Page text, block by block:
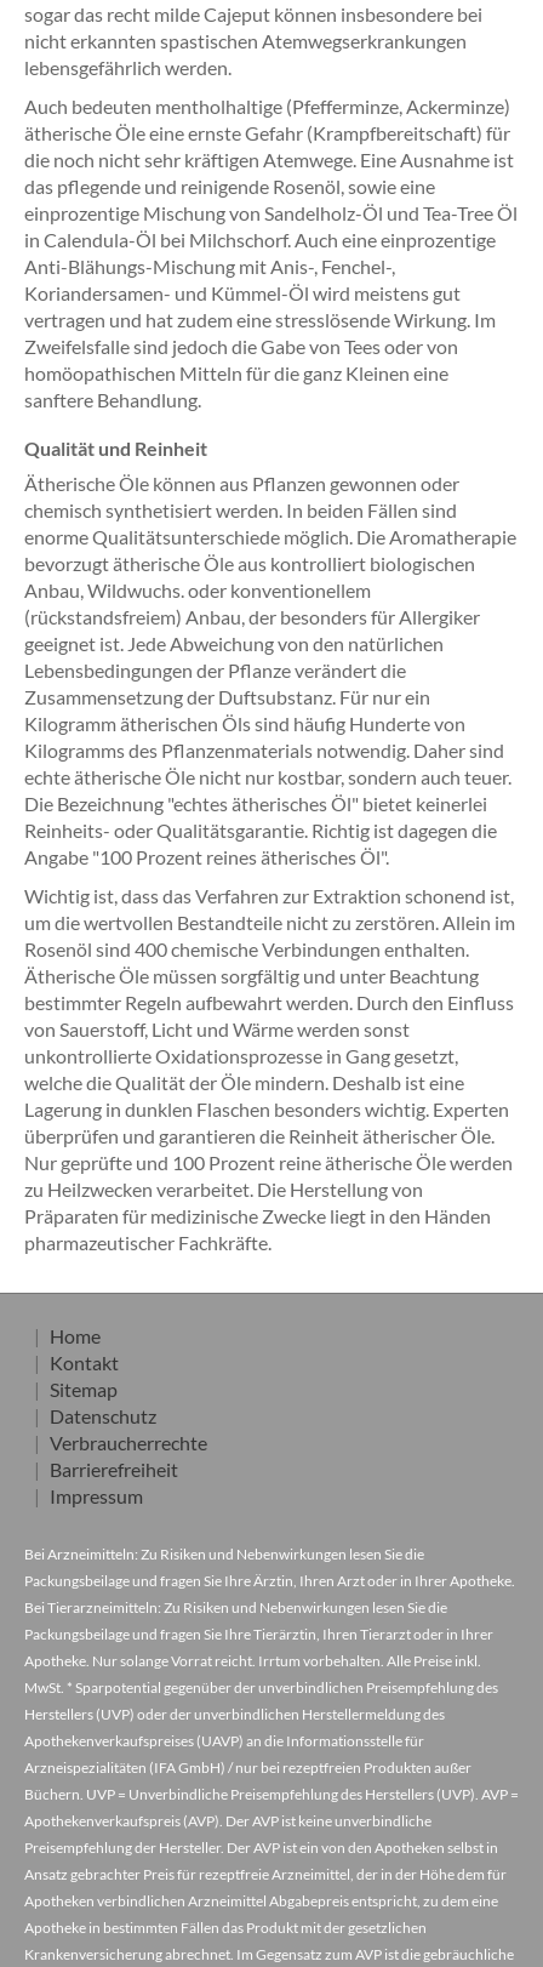
sogar das recht milde Cajeput können insbesondere bei
nicht erkannten spastischen Atemwegserkrankungen
lebensgefährlich werden.
Auch bedeuten mentholhaltige (Pfefferminze, Ackerminze)
ätherische Öle eine ernste Gefahr (Krampfbereitschaft) für
die noch nicht sehr kräftigen Atemwege. Eine Ausnahme ist
das pflegende und reinigende Rosenöl, sowie eine
einprozentige Mischung von Sandelholz-Öl und Tea-Tree Öl
in Calendula-Öl bei Milchschorf. Auch eine einprozentige
Anti-Blähungs-Mischung mit Anis-, Fenchel-,
Koriandersamen- und Kümmel-Öl wird meistens gut
vertragen und hat zudem eine stresslösende Wirkung. Im
Zweifelsfalle sind jedoch die Gabe von Tees oder von
homöopathischen Mitteln für die ganz Kleinen eine
sanftere Behandlung.
Qualität und Reinheit
Ätherische Öle können aus Pflanzen gewonnen oder
chemisch synthetisiert werden. In beiden Fällen sind
enorme Qualitätsunterschiede möglich. Die Aromatherapie
bevorzugt ätherische Öle aus kontrolliert biologischen
Anbau, Wildwuchs. oder konventionellem
(rückstandsfreiem) Anbau, der besonders für Allergiker
geeignet ist. Jede Abweichung von den natürlichen
Lebensbedingungen der Pflanze verändert die
Zusammensetzung der Duftsubstanz. Für nur ein
Kilogramm ätherischen Öls sind häufig Hunderte von
Kilogramms des Pflanzenmaterials notwendig. Daher sind
echte ätherische Öle nicht nur kostbar, sondern auch teuer.
Die Bezeichnung "echtes ätherisches Öl" bietet keinerlei
Reinheits- oder Qualitätsgarantie. Richtig ist dagegen die
Angabe "100 Prozent reines ätherisches Öl".
Wichtig ist, dass das Verfahren zur Extraktion schonend ist,
um die wertvollen Bestandteile nicht zu zerstören. Allein im
Rosenöl sind 400 chemische Verbindungen enthalten.
Ätherische Öle müssen sorgfältig und unter Beachtung
bestimmter Regeln aufbewahrt werden. Durch den Einfluss
von Sauerstoff, Licht und Wärme werden sonst
unkontrollierte Oxidationsprozesse in Gang gesetzt,
welche die Qualität der Öle mindern. Deshalb ist eine
Lagerung in dunklen Flaschen besonders wichtig. Experten
überprüfen und garantieren die Reinheit ätherischer Öle.
Nur geprüfte und 100 Prozent reine ätherische Öle werden
zu Heilzwecken verarbeitet. Die Herstellung von
Präparaten für medizinische Zwecke liegt in den Händen
pharmazeutischer Fachkräfte.
Home
Kontakt
Sitemap
Datenschutz
Verbraucherrechte
Barrierefreiheit
Impressum
Bei Arzneimitteln: Zu Risiken und Nebenwirkungen lesen Sie die
Packungsbeilage und fragen Sie Ihre Ärztin, Ihren Arzt oder in Ihrer Apotheke.
Bei Tierarzneimitteln: Zu Risiken und Nebenwirkungen lesen Sie die
Packungsbeilage und fragen Sie Ihre Tierärztin, Ihren Tierarzt oder in Ihrer
Apotheke. Nur solange Vorrat reicht. Irrtum vorbehalten. Alle Preise inkl.
MwSt. * Sparpotential gegenüber der unverbindlichen Preisempfehlung des
Herstellers (UVP) oder der unverbindlichen Herstellermeldung des
Apothekenverkaufspreises (UAVP) an die Informationsstelle für
Arzneispezialitäten (IFA GmbH) / nur bei rezeptfreien Produkten außer
Büchern. UVP = Unverbindliche Preisempfehlung des Herstellers (UVP). AVP =
Apothekenverkaufspreis (AVP). Der AVP ist keine unverbindliche
Preisempfehlung der Hersteller. Der AVP ist ein von den Apotheken selbst in
Ansatz gebrachter Preis für rezeptfreie Arzneimittel, der in der Höhe dem für
Apotheken verbindlichen Arzneimittel Abgabepreis entspricht, zu dem eine
Apotheke in bestimmten Fällen das Produkt mit der gesetzlichen
Krankenversicherung abrechnet. Im Gegensatz zum AVP ist die gebräuchliche